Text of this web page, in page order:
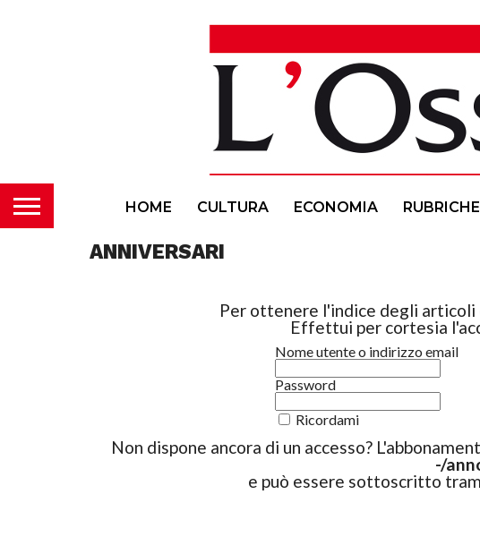
HOME CULTURA ECONOMIA RUBRICHE
ANNIVERSARI
Per ottenere l'indice degli articoli
Effettui per cortesia
Nome utente o indirizzo email
Password
Ricordami
Non dispone ancora di un accesso?
-/
e può essere sottoscritto